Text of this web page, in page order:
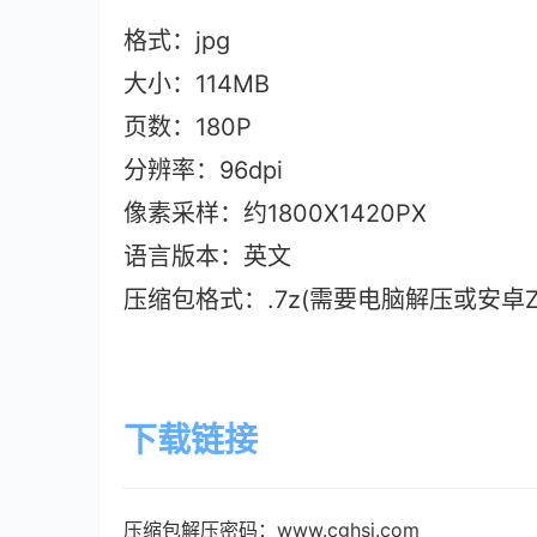
格式：jpg
大小：114MB
页数：180P
分辨率：96dpi
像素采样：约1800X1420PX
语言版本：英文
压缩包格式：.7z(需要电脑解压或安
下载链接
压缩包解压密码：www.cghsj.com